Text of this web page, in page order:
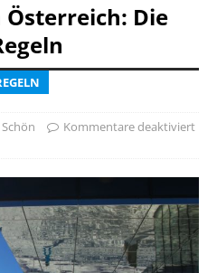
Die
Kommentare deaktiviert